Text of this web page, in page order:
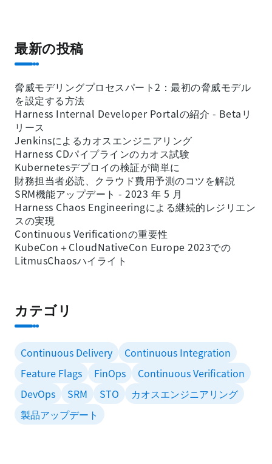
最新の投稿
脅威モデリングプロセスパート2：最初の脅威モデル
を設定する方法
Harness Internal Developer Portalの紹介 - Betaリ
リース
Jenkinsによるカオスエンジニアリング
Harness CDパイプラインのカオス試験
Kubernetesデプロイの検証が簡単に
財務担当者必読、クラウド費用予測のコツを解説
SRM機能アップデート - 2023 年 5 月
Harness Chaos Engineeringによる継続的レジリエン
スの実現
Continuous Verificationの重要性
KubeCon＋CloudNativeCon Europe 2023での
LitmusChaosハイライト
カテゴリ
Continuous Delivery
Continuous Integration
Feature Flags
FinOps
Continuous Verification
DevOps
SRM STO
カオスエンジニアリング
製品アップデート